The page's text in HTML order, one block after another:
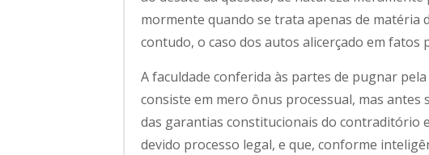
mormente quando se trata apenas de matéria
contudo, o caso dos autos alicerçado em fatos
A faculdade conferida às partes de pugnar
consiste em mero ônus processual, mas antes
das garantias constitucionais do contraditório
devido processo legal, e que, conforme